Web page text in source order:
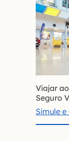
Viajar
Seguro
Simule